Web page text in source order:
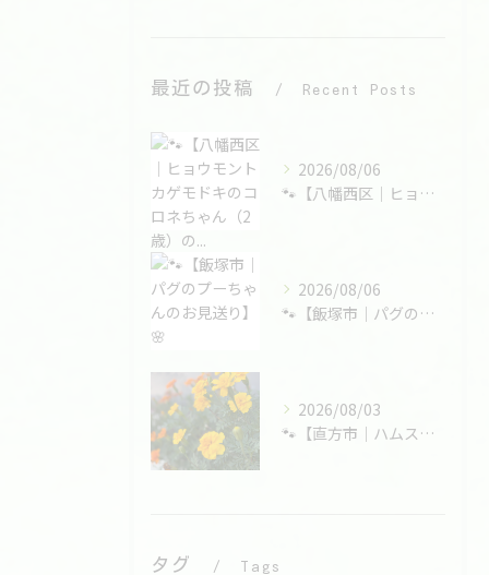
最近の投稿 Recent Posts
2026/08/06
🐾【八幡西区｜ヒョウモントカゲモドキのコロネちゃん（2歳）の...
2026/08/06
🐾【飯塚市｜パグのプーちゃんのお見送り】🌸
2026/08/03
🐾【直方市｜ハムスターの大福くんのお見送り】🌸
タグ Tags